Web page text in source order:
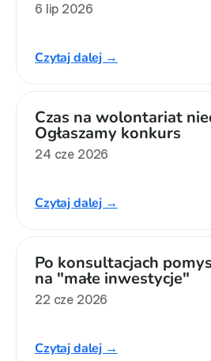
XVII forum NGO
Projekt z powiatem
Członkostwo
Procedura
Monitorujemy
Sprawy
Forum Dobrego Prawa
6 lip 2026
Czytaj dalej →
Czas na wolontariat
Ogłaszamy konkurs
24 cze 2026
Czytaj dalej →
Po konsultacjach
na "małe inwestycje"
22 cze 2026
Czytaj dalej →